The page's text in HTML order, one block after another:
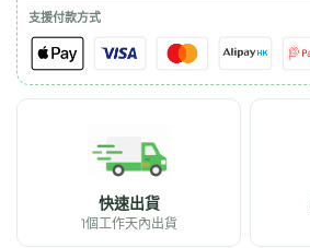
支援付款方式
快速出貨
1個工作天內出貨